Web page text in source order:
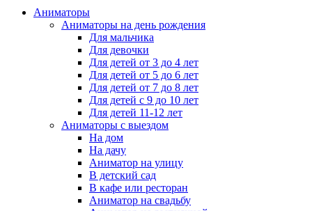
Аниматоры
Аниматоры на день рождения
Для мальчика
Для девочки
Для детей от 3 до 4 лет
Для детей от 5 до 6 лет
Для детей от 7 до 8 лет
Для детей с 9 до 10 лет
Для детей 11-12 лет
Аниматоры с выездом
На дом
На дачу
Аниматор на улицу
В детский сад
В кафе или ресторан
Аниматор на свадьбу